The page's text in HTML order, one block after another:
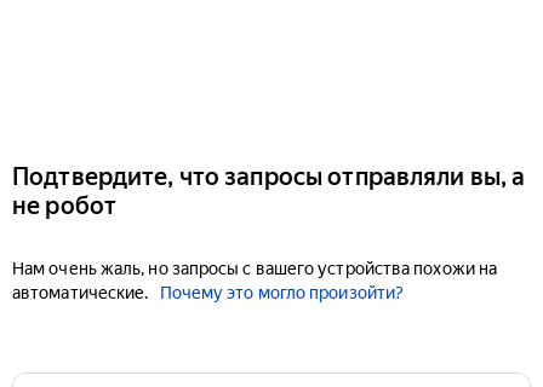
Подтвердите, что запросы отправляли вы, а
не робот
Нам очень жаль, но запросы с вашего устройства похожи на
автоматические.
Почему это могло произойти?